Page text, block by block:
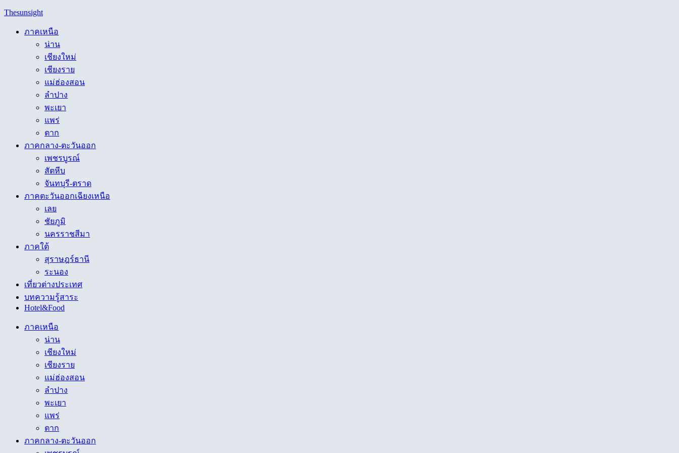
Skip
content
Thesunsight
ภาคเหนือ
น่าน
เชียงใหม่
เชียงราย
แม่ฮ่องสอน
ลำปาง
พะเยา
แพร่
ตาก
ภาคกลาง-ตะวันออก
เพชรบูรณ์
สัตหีบ
จันทบุรี-ตราด
ภาคตะวันออกเฉียงเหนือ
เลย
ชัยภูมิ
นครราชสีมา
ภาคใต้
สุราษฎร์ธานี
ระนอง
เที่ยวต่างประเทศ
บทความรู้สาระ
Hotel&Food
ภาคเหนือ
น่าน
เชียงใหม่
เชียงราย
แม่ฮ่องสอน
ลำปาง
พะเยา
แพร่
ตาก
ภาคกลาง-ตะวันออก